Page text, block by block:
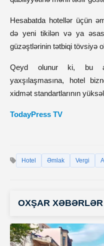
Hesabatda hotellər üçün
də yeni tikilən və ya
güzəştlərinin tətbiqi tövsiyə
Qeyd olunur ki, bu
yaxşılaşmasına, hotel
xidmət standartlarının
TodayPress TV
Hotel Əmlak Vergi
OXŞAR XƏBƏRLƏR